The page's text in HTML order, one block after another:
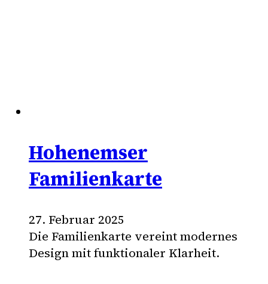
Hohenemser
Familienkarte
27. Februar 2025
Die Familienkarte vereint modernes
Design mit funktionaler Klarheit.